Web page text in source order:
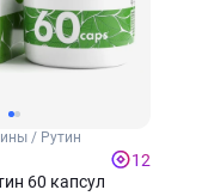
/ Рутин
12
60 капсул